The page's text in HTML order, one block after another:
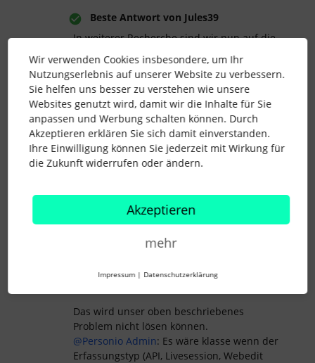
Beste Antwort von Jules39
In weiterer Recherche sind wir nun auf die
Neugestaltung von Genehmigungen
gestoßen. Diese ist für uns noch nicht aktiv.
https://support.personio.de/hc/de/articles/2
0420487396765-Neugestaltung-von-
Genehmigungen
Im Detailabschnitt zu den “Bedingungen”
scheint man Regeln nur auf Basis der
(Dauern und Zeitpunkte)
https://support.personio.de/hc/de/articles/2
0418710205341-Genehmigungen-von-
Anwesenheiten-in-Automatisierungen-
Das wird unser oben beschriebenes
Problem nicht lösen können.
@Personio Admin: Es wäre klasse wenn der
Erfassungstyp (API, Livesession, Webedit
Wir verwenden Cookies insbesondere, um Ihr
Nutzungserlebnis auf unserer Website zu verbessern.
Sie helfen uns besser zu verstehen wie unsere
Websites genutzt wird, damit wir die Inhalte für Sie
anpassen und Werbung schalten können. Durch
Akzeptieren erklären Sie sich damit einverstanden.
Ihre Einwilligung können Sie jederzeit mit Wirkung für
die Zukunft widerrufen oder ändern.
Akzeptieren
mehr
Impressum | Datenschutzerklärung